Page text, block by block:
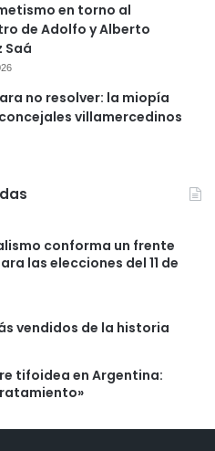
en torno al
de Adolfo y Alberto
Saá
no resolver: la miopía
villamercedinos
conforma un frente
las elecciones del 11 de
vendidos de la historia
tifoidea en Argentina: